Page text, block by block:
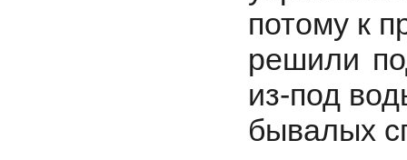
потому к
решили
из-под
бывалых